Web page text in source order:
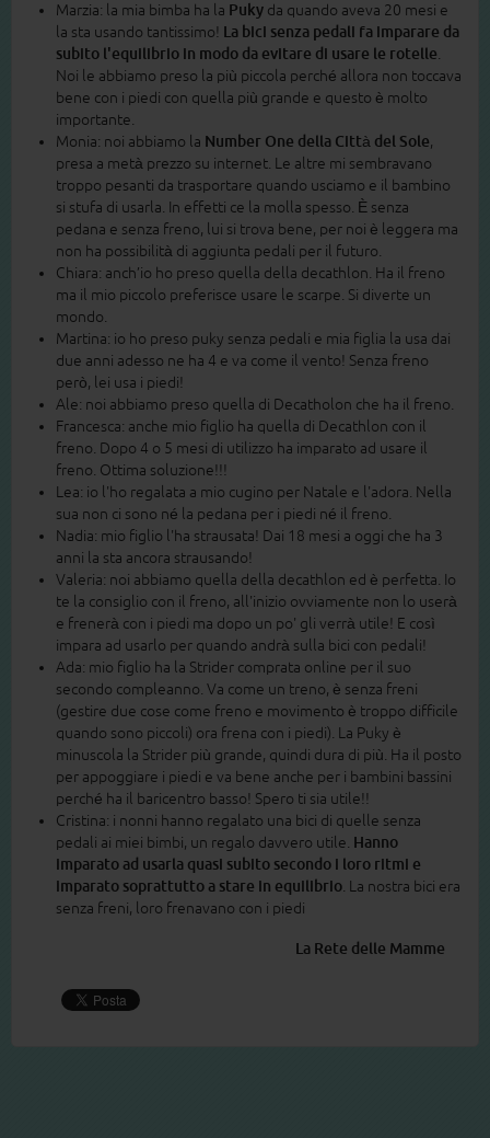
Marzia: la mia bimba ha la Puky da quando aveva 20 mesi e
la sta usando tantissimo! La bici senza pedali fa imparare da
subito l'equilibrio in modo da evitare di usare le rotelle
Noi le abbiamo preso la più piccola perché allora non toccava
bene con i piedi con quella più grande e questo è molto
importante.
Monia: noi abbiamo la Number One della Città del Sole,
presa a metà prezzo su internet. Le altre mi sembravano
troppo pesanti da trasportare quando usciamo e il bambino
si stufa di usarla. In effetti ce la molla spesso. È senza
pedana e senza freno, lui si trova bene, per noi è leggera ma
non ha possibilità di aggiunta pedali per il futuro.
Chiara: anch’io ho preso quella della decathlon. Ha il freno
ma il mio piccolo preferisce usare le scarpe. Si diverte un
mondo.
Martina: io ho preso puky senza pedali e mia figlia la usa dai
due anni adesso ne ha 4 e va come il vento! Senza freno
però, lei usa i piedi!
Ale: noi abbiamo preso quella di Decatholon che ha il freno.
Francesca: anche mio figlio ha quella di Decathlon con il
freno. Dopo 4 o 5 mesi di utilizzo ha imparato ad usare il
freno. Ottima soluzione!!!
Lea: io l'ho regalata a mio cugino per Natale e l'adora. Nella
sua non ci sono né la pedana per i piedi né il freno.
Nadia: mio figlio l'ha strausata! Dai 18 mesi a oggi che ha 3
anni la sta ancora strausando!
Valeria: noi abbiamo quella della decathlon ed è perfetta. Io
te la consiglio con il freno, all'inizio ovviamente non lo userà
e frenerà con i piedi ma dopo un po' gli verrà utile! E così
impara ad usarlo per quando andrà sulla bici con pedali!
Ada: mio figlio ha la Strider comprata online per il suo
secondo compleanno. Va come un treno, è senza freni
(gestire due cose come freno e movimento è troppo difficile
quando sono piccoli) ora frena con i piedi). La Puky è
minuscola la Strider più grande, quindi dura di più. Ha il posto
per appoggiare i piedi e va bene anche per i bambini bassini
perché ha il baricentro basso! Spero ti sia utile!!
Cristina: i nonni hanno regalato una bici di quelle senza
pedali ai miei bimbi, un regalo davvero utile. Hanno
imparato ad usarla quasi subito secondo i loro ritmi e
imparato soprattutto a stare in equilibrio . La nostra bici era
senza freni, loro frenavano con i piedi
La Rete delle Mamme